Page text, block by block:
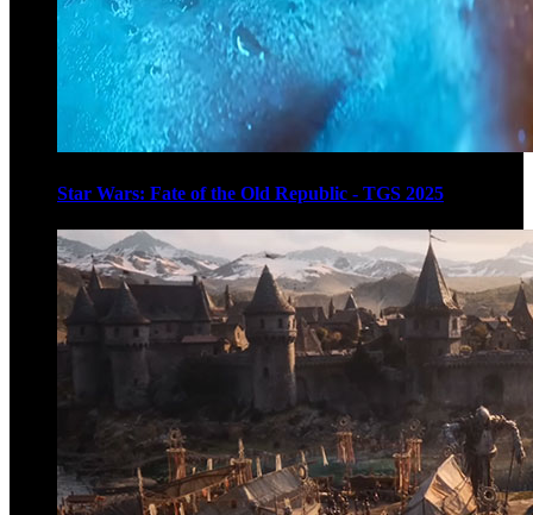
Star Wars: Fate of the Old Republic - TGS 2025